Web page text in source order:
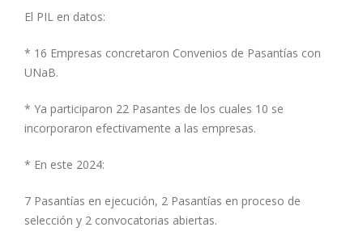
El PIL en datos:
* 16 Empresas concretaron Convenios de Pasantías con
UNaB.
* Ya participaron 22 Pasantes de los cuales 10 se
incorporaron efectivamente a las empresas.
* En este 2024:
7 Pasantías en ejecución, 2 Pasantías en proceso de
selección y 2 convocatorias abiertas.